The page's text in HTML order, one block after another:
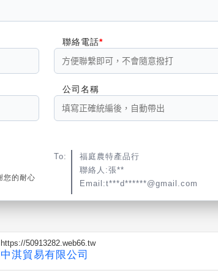
聯絡電話
公司名稱
您的耐心
To:
福庭農特產品行
聯絡人:張**
Email:t***d******@gmail.com
https://50913282.web66.tw
中淇貿易有限公司